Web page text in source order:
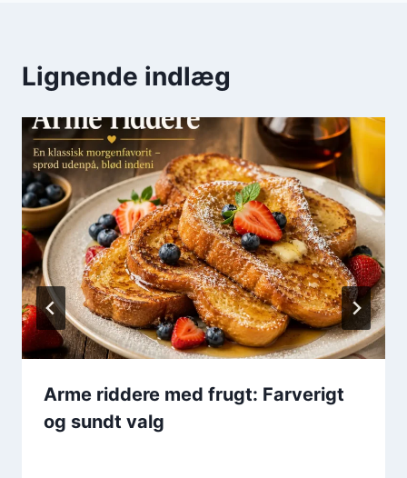
Lignende indlæg
Arme riddere med frugt: Farverigt
og sundt valg